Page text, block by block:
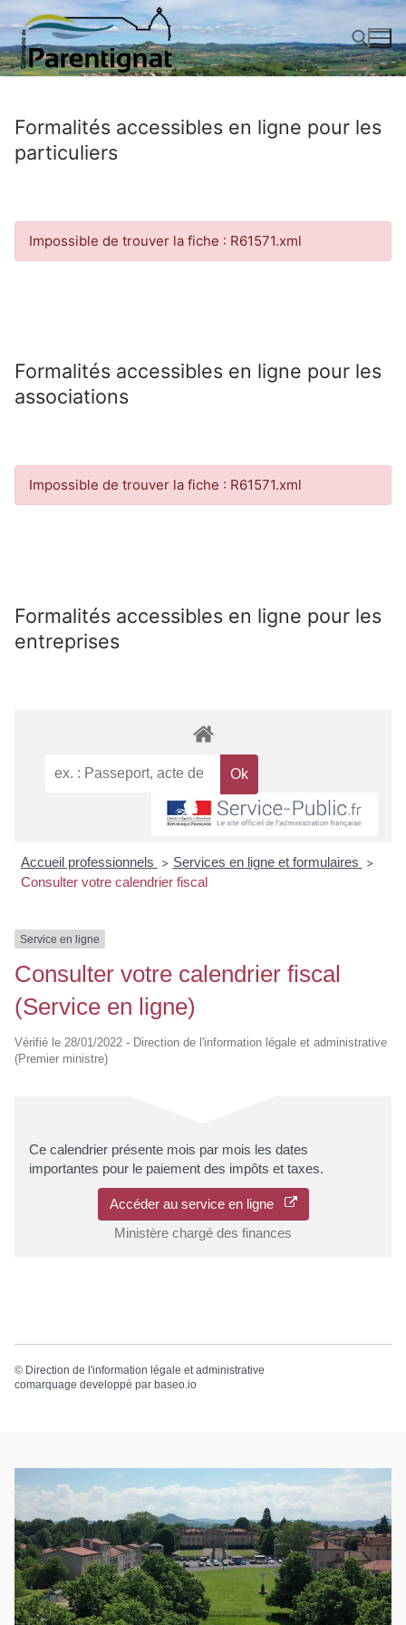
Aller
contenu
Formalités accessibles en ligne pour les
particuliers
Impossible de trouver la fiche : R61571.xml
Formalités accessibles en ligne pour les
associations
Impossible de trouver la fiche : R61571.xml
Formalités accessibles en ligne pour les
entreprises
Accueil professionnels > Services en ligne et formulaires >
Consulter votre calendrier fiscal
Service en ligne
Consulter votre calendrier fiscal
(Service en ligne)
Vérifié le 28/01/2022 - Direction de l'information légale et administrative
(Premier ministre)
Ce calendrier présente mois par mois les dates
importantes pour le paiement des impôts et taxes.
Accéder au service en ligne
Ministère chargé des finances
© Direction de l'information légale et administrative
comarquage developpé par baseo.io